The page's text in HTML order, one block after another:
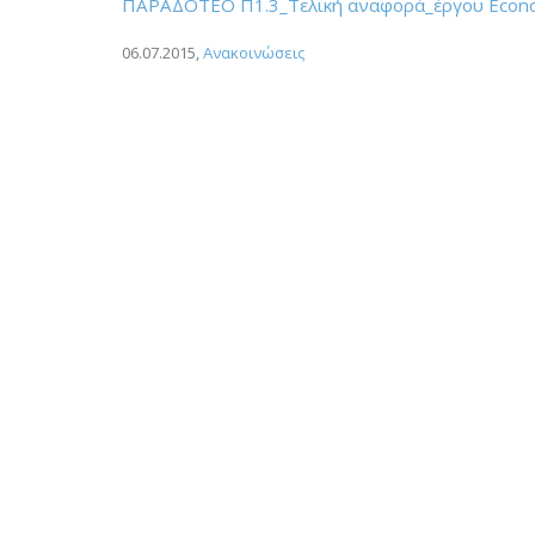
06.07.2015,Ανακοινώσεις